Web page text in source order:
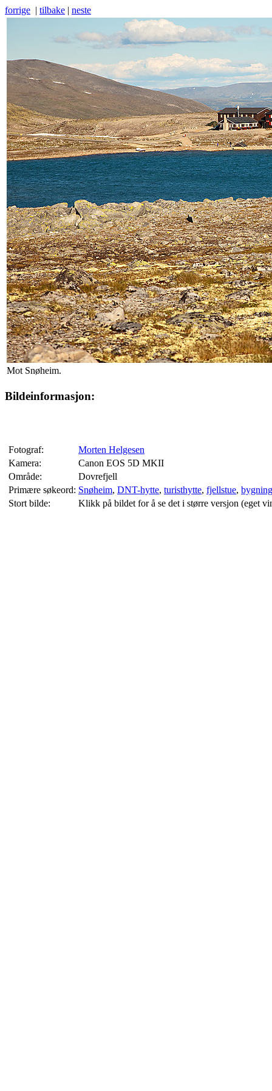
forrige | tilbake | neste
Mot Snøheim.
Bildeinformasjon:
Fotograf:
Morten Helgesen
Kamera:
Canon EOS 5D MKII
Område:
Dovrefjell
Primære søkeord: Snøheim, DNT-hytte, turisthytte, fjellstue, bygning
Stort bilde:
Klikk på bildet for å se det i større versjon (eget